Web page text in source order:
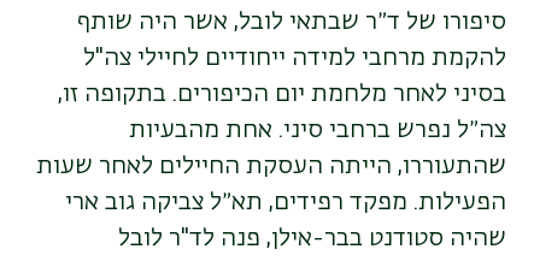
סיפורו של ד״ר שבתאי לובל, אשר היה שותף
להקמת מרחבי למידה ייחודיים לחיילי צה"ל
בסיני לאחר מלחמת יום הכיפורים. בתקופה זו,
צה״ל נפרש ברחבי סיני. אחת מהבעיות
שהתעוררו, הייתה העסקת החיילים לאחר שעות
הפעילות. מפקד רפידים, תא״ל צביקה גוב ארי
שהיה סטודנט בבר-אילן, פנה לד"ר לובל